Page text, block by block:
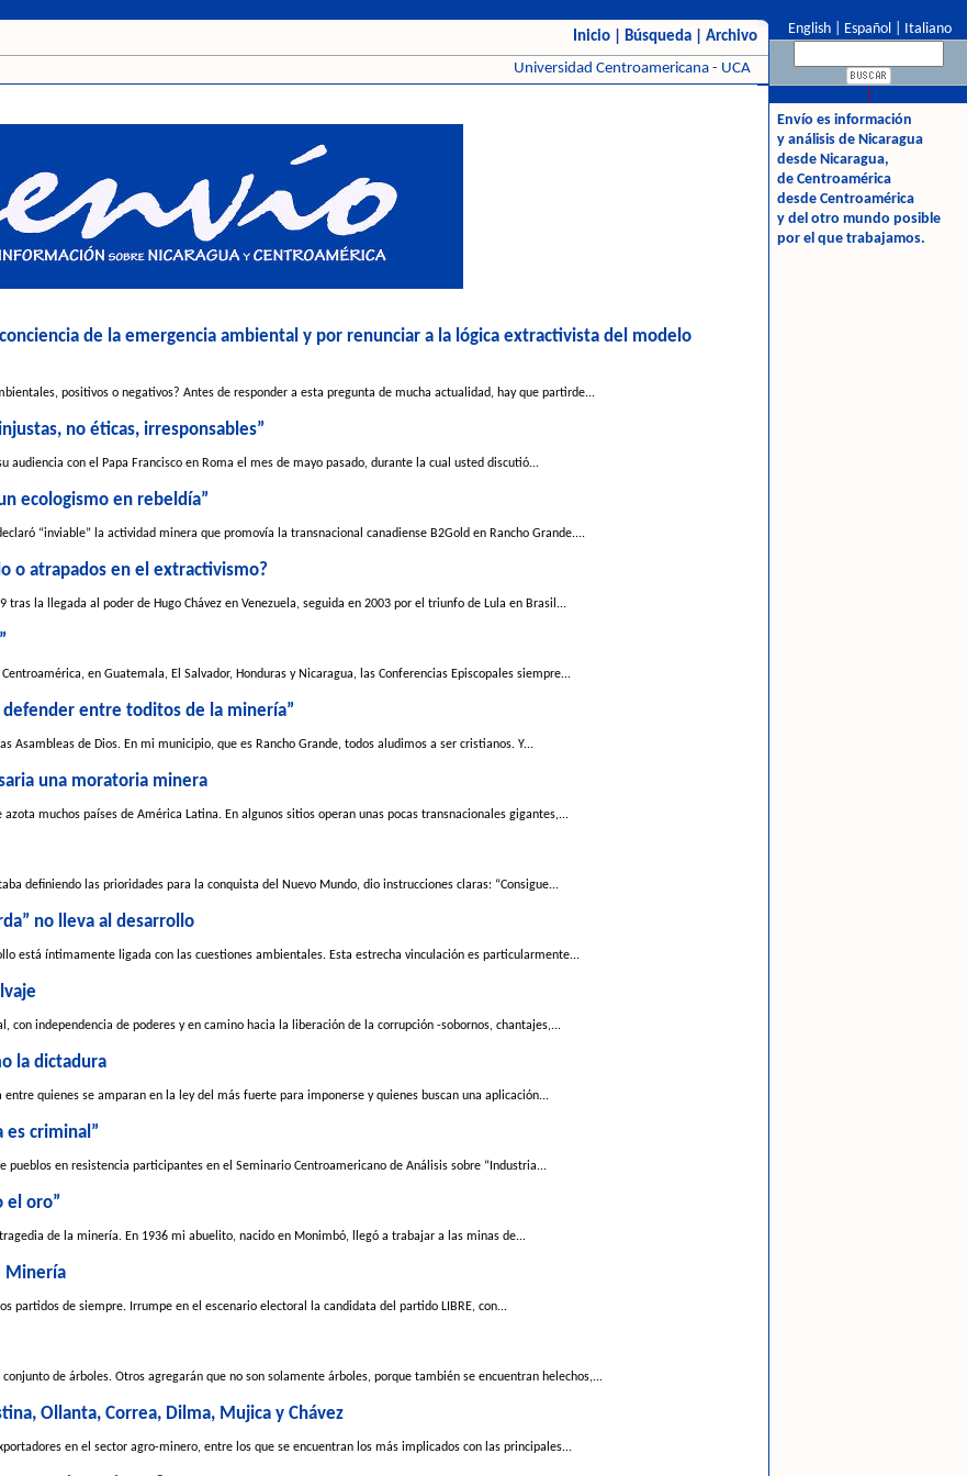
Inicio Búsqueda
Archivo
Universidad Centroamericana - UCA
de la emergencia ambiental y por renunciar a la lógica extractivista del modelo
positivos o negativos? Antes de responder a esta pregunta de mucha actualidad, hay que partirde...
no éticas, irresponsables”
audiencia con el Papa Francisco en Roma el mes de mayo pasado, durante la cual usted discutió...
ecologismo en rebeldía”
“inviable” la actividad minera que promovía la transnacional canadiense B2Gold en Rancho Grande....
o atrapados en el extractivismo?
tras la llegada al poder de Hugo Chávez en Venezuela, seguida en 2003 por el triunfo de Lula en Brasil...
en Guatemala, El Salvador, Honduras y Nicaragua, las Conferencias Episcopales siempre...
defender entre toditos de la minería”
Asambleas de Dios. En mi municipio, que es Rancho Grande, todos aludimos a ser cristianos. Y...
una moratoria minera
muchos países de América Latina. En algunos sitios operan unas pocas transnacionales gigantes,...
definiendo las prioridades para la conquista del Nuevo Mundo, dio instrucciones claras: “Consigue...
no lleva al desarrollo
está íntimamente ligada con las cuestiones ambientales. Esta estrecha vinculación es particularmente...
con independencia de poderes y en camino hacia la liberación de la corrupción -sobornos, chantajes,...
la dictadura
entre quienes se amparan en la ley del más fuerte para imponerse y quienes buscan una aplicación...
es criminal”
pueblos en resistencia participantes en el Seminario Centroamericano de Análisis sobre “Industria...
el oro”
de la minería. En 1936 mi abuelito, nacido en Monimbó, llegó a trabajar a las minas de...
Minería
partidos de siempre. Irrumpe en el escenario electoral la candidata del partido LIBRE, con...
de árboles. Otros agregarán que no son solamente árboles, porque también se encuentran helechos,...
Ollanta, Correa, Dilma, Mujica y Chávez
en el sector agro-minero, entre los que se encuentran los más implicados con las principales...
English Español Italiano
Envío es información
y análisis de Nicaragua
desde Nicaragua,
de Centroamérica
desde Centroamérica
y del otro mundo posible
por el que trabajamos.